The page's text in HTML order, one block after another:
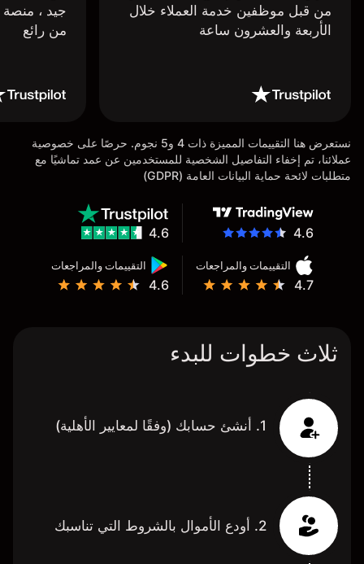
من قبل موظفين خدمة العملاء خلال
الأربعة والعشرون ساعة
جيد ،
من رائع
نستعرض هنا التقييمات المميزة ذات 4 و5 نجوم. حرصًا على خصوصية
عملائنا، تم إخفاء التفاصيل الشخصية للمستخدمين عن عمد تماشيًا مع
متطلبات لائحة حماية البيانات العامة (GDPR)
4.6
التقييمات والمراجعات
4.7
التقييمات والمراجعات
4.6
4.6
ثلاث خطوات للبدء
1. أنشئ حسابك (وفقًا لمعايير الأهلية)
2. أودع الأموال بالشروط التي تناسبك